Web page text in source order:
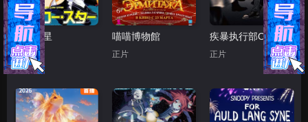
黄色之星
正片
喵喵博物館
正片
疾暴执行部OVA：禅
正片